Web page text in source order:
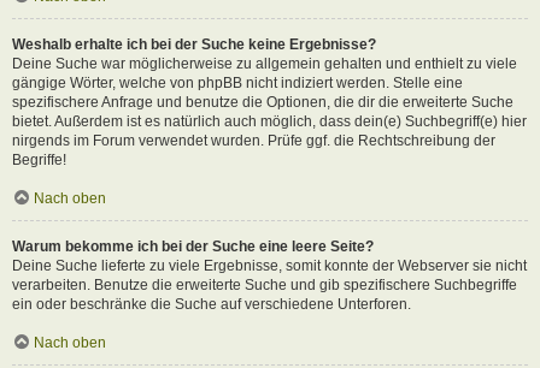
Weshalb erhalte ich bei der Suche keine Ergebnisse?
Deine Suche war möglicherweise zu allgemein gehalten und enthielt zu viele
gängige Wörter, welche von phpBB nicht indiziert werden. Stelle eine
spezifischere Anfrage und benutze die Optionen, die dir die erweiterte Suche
bietet. Außerdem ist es natürlich auch möglich, dass dein(e) Suchbegriff(e) hier
nirgends im Forum verwendet wurden. Prüfe ggf. die Rechtschreibung der
Begriffe!
Nach oben
Warum bekomme ich bei der Suche eine leere Seite?
Deine Suche lieferte zu viele Ergebnisse, somit konnte der Webserver sie nicht
verarbeiten. Benutze die erweiterte Suche und gib spezifischere Suchbegriffe
ein oder beschränke die Suche auf verschiedene Unterforen.
Nach oben